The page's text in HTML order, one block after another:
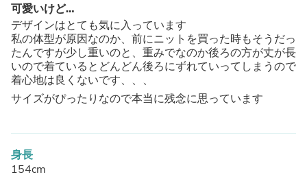
可愛いけど…
デザインはとても気に入っています
私の体型が原因なのか、前にニットを買った時もそうだっ
たんですが少し重いのと、重みでなのか後ろの方が丈が長
いので着ているとどんどん後ろにずれていってしまうので
着心地は良くないです、、、
サイズがぴったりなので本当に残念に思っています
身長
154cm